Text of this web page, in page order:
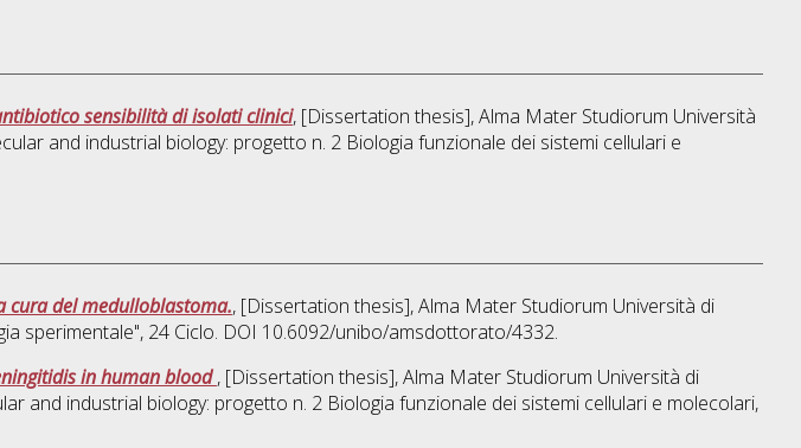
sensibilità di isolati clinici, [Dissertation thesis], Alma Mater Studiorum Università
and industrial biology: progetto n. 2 Biologia funzionale dei sistemi cellulari e
cura del medulloblastoma., [Dissertation thesis], Alma Mater Studiorum Università di
sperimentale", 24 Ciclo. DOI 10.6092/unibo/amsdottorato/4332.
in human blood, [Dissertation thesis], Alma Mater Studiorum Università di
and industrial biology: progetto n. 2 Biologia funzionale dei sistemi cellulari e molecolari,